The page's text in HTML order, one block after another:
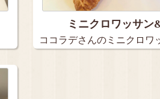
ミニクロワッサ
ココラデさんのミニクロワ